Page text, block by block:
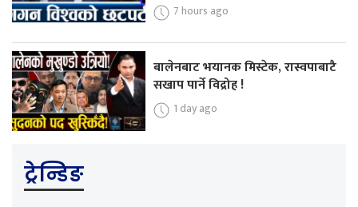
7 hours ago
बालेनबाट भयानक मिस्टेक, रास्वपाबाटै
सखाप पार्ने विद्रोह !
1 day ago
ट्रेन्डिङ